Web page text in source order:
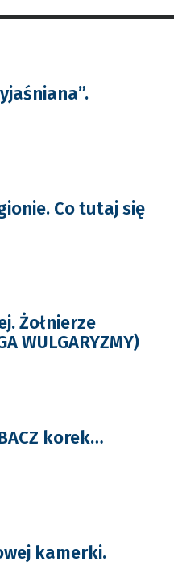
Co tutaj się
Żołnierze
WULGARYZMY)
korek…
kamerki.